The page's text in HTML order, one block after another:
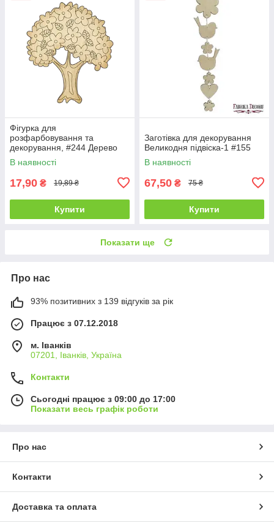
Фігурка для
розфарбовування та
декорування, #244 Дерево
В наявності
17,90 ₴ 19,89 ₴
Купити
Заготівка для декорування
Великодня підвіска-1 #155
В наявності
67,50 ₴ 75 ₴
Купити
Показати ще
Про нас
93% позитивних з 139 відгуків за рік
Працює з 07.12.2018
м. Іванків
07201, Іванків, Україна
Контакти
Сьогодні працює з 09:00 до 17:00
Показати весь графік роботи
Про нас
Контакти
Доставка та оплата